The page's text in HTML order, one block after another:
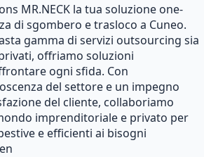
MR.NECK la tua soluzione one-
di sgombero e trasloco a Cuneo.
gamma di servizi outsourcing sia
offriamo soluzioni
ogni sfida. Con
del settore e un impegno
del cliente, collaboriamo
imprenditoriale e privato per
e efficienti ai bisogni